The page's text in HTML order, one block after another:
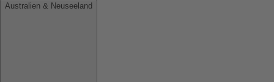
Australien & Neuseeland